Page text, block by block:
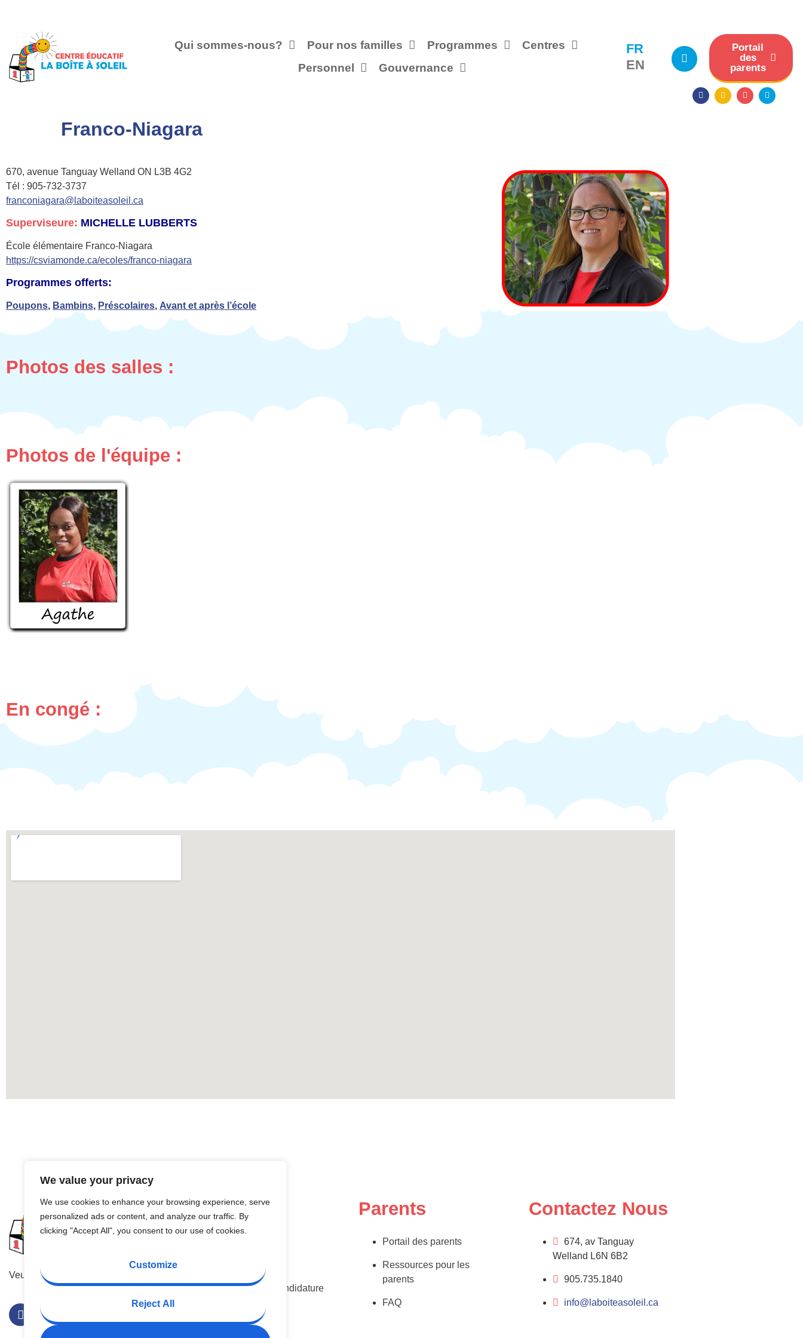
We value your privacy
We use cookies to enhance your browsing experience, serve
personalized ads or content, and analyze our traffic. By
clicking "Accept All", you consent to our use of cookies.
Customize
Reject All
Qui sommes-nous? Pour nos familles Programmes
Centres
Personnel
Gouvernance
FR
EN
Portail
des
parents
Franco-Niagara
670, avenue Tanguay Welland ON L3B 4G2
Tél : 905-732-3737
franconiagara@laboiteasoleil.ca
Superviseure: MICHELLE LUBBERTS
École élémentaire Franco-Niagara
https://csviamonde.ca/ecoles/franco-niagara
Programmes offerts:
Poupons, Bambins, Préscolaires, Avant et après l’école
Photos des salles :
Photos de l'équipe :
En congé :
Veuillez nous suivre…
Carrières
Formulaire de candidature
Parents
Portail des parents
Ressources pour les
parents
FAQ
Contactez Nous
674, av Tanguay
Welland L6N 6B2
905.735.1840
info@laboiteasoleil.ca